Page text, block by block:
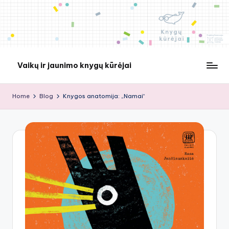
Vaikų ir jaunimo knygų kūrėjai
Home Blog Knygos anatomija: „Namai“